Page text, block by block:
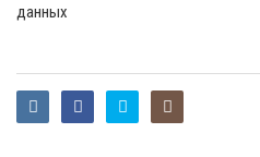
данных